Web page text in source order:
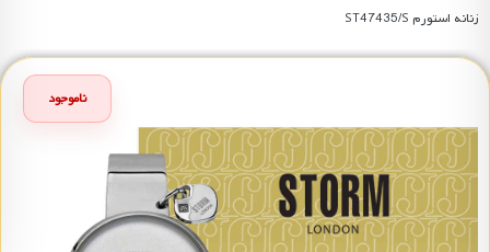
زنانه استورم ST47435/S
ناموجود